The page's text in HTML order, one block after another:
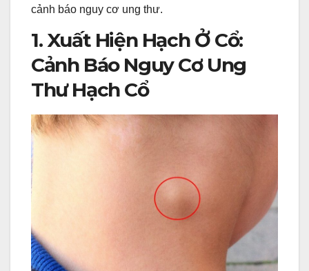
cảnh báo nguy cơ ung thư.
1. Xuất Hiện Hạch Ở Cổ:
Cảnh Báo Nguy Cơ Ung
Thư Hạch Cổ